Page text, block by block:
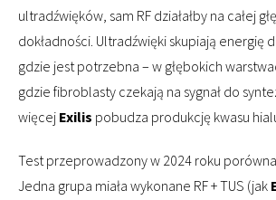
ultradźwięków, sam RF działałby na całej
dokładności. Ultradźwięki skupiają energię
gdzie jest potrzebna – w głębokich
gdzie fibroblasty czekają na sygnał do
więcej Exilis pobudza produkcję kwasu
Test przeprowadzony w 2024 roku
Jedna grupa miała wykonane RF + TUS (jak